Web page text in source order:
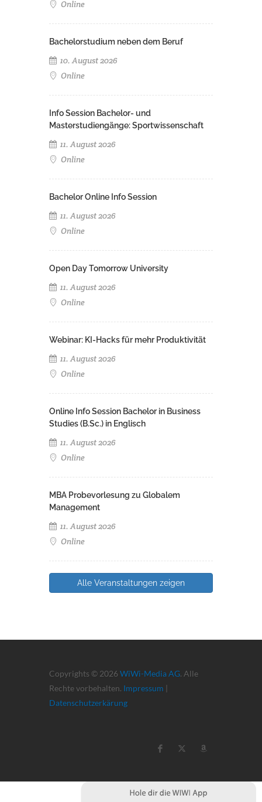
Online
Bachelorstudium neben dem Beruf
10. August 2026
Online
Info Session Bachelor- und
Masterstudiengänge: Sportwissenschaft
11. August 2026
Online
Bachelor Online Info Session
11. August 2026
Online
Open Day Tomorrow University
11. August 2026
Online
Webinar: KI-Hacks für mehr Produktivität
11. August 2026
Online
Online Info Session Bachelor in Business
Studies (B.Sc.) in Englisch
11. August 2026
Online
MBA Probevorlesung zu Globalem
Management
11. August 2026
Online
Alle Veranstaltungen zeigen
Copyrights © 2026 WiWi-Media AG. Alle
Rechte vorbehalten. Impressum |
Datenschutzerkärung